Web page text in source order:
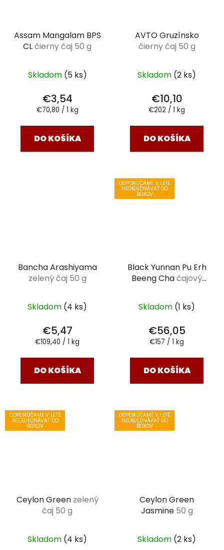
Assam Mangalam BPS
CLčierny čaj 50 g
Skladom (5 ks)
€3,54
Jednotková
€70,80 / 1 kg
DO KOŠÍKA
AVTO Gruzínsko
čierny čaj 50 g
Skladom (2 ks)
€10,10
Jednotková
€202 / 1 kg
DO KOŠÍKA
Bancha Arashiyama
zelený čaj 50 g
Skladom (4 ks)
€5,47
Jednotková
€109,40 / 1 kg
DO KOŠÍKA
ODPORÚČAME V LETE
NEOBJEDNÁVAŤ DO
BOXOV
Black Yunnan Pu Erh
Beeng Chačajový
Skladom (1 ks)
€56,05
Jednotková
€157 / 1 kg
DO KOŠÍKA
ODPORÚČAME V LETE
NEOBJEDNÁVAŤ DO
BOXOV
Ceylon Green zelený
čaj 50 g
Skladom (4 ks)
ODPORÚČAME V LETE
NEOBJEDNÁVAŤ DO
BOXOV
Ceylon Green
Jasmine 50 g
Skladom (2 ks)